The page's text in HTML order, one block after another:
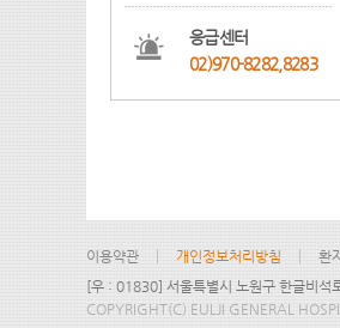
응급센터
02)970-8282,8283
이용약관 개인정보처리방침 환
[우 : 01830] 서울특별시 노원구 한글비석
COPYRIGHT(C) EULJI GENERAL